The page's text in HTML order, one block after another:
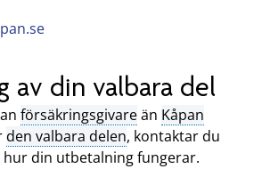
av din valbara del
försäkringsgivareän Kåpan
den valbara delen, kontaktar du
din utbetalning fungerar.